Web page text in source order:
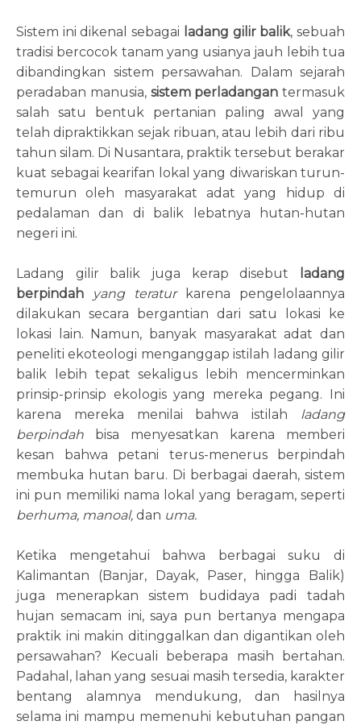
Sistem ini dikenal sebagai ladang gilir balik, sebuah
tradisi bercocok tanam yang usianya jauh lebih tua
dibandingkan sistem persawahan. Dalam sejarah
peradaban manusia,sistem perladangan termasuk
salah satu bentuk pertanian paling awal yang
telah dipraktikkan sejak ribuan, atau lebih dari ribu
tahun silam. Di Nusantara, praktik tersebut berakar
kuat sebagai kearifan lokal yang diwariskan turun-
temurun oleh masyarakat adat yang hidup di
pedalaman dan di balik lebatnya hutan-hutan
negeri ini.
Ladang gilir balik juga kerap disebut
ladang
berpindah
yang teratur
karena pengelolaannya
dilakukan secara bergantian dari satu lokasi ke
lokasi lain. Namun, banyak masyarakat adat dan
peneliti ekoteologi menganggap istilah ladang gilir
balik lebih tepat sekaligus lebih mencerminkan
prinsip-prinsip ekologis yang mereka pegang. Ini
karena mereka menilai bahwa istilah ladang
berpindah bisa menyesatkan karena memberi
kesan bahwa petani terus-menerus berpindah
membuka hutan baru. Di berbagai daerah, sistem
ini pun memiliki nama lokal yang beragam, seperti
berhuma, manoal, dan uma.
Ketika mengetahui bahwa berbagai suku di
Kalimantan (Banjar, Dayak, Paser, hingga Balik)
juga menerapkan sistem budidaya padi tadah
hujan semacam ini, saya pun bertanya mengapa
praktik ini makin ditinggalkan dan digantikan oleh
persawahan? Kecuali beberapa masih bertahan.
Padahal, lahan yang sesuai masih tersedia, karakter
bentang alamnya mendukung, dan hasilnya
selama ini mampu memenuhi kebutuhan pangan